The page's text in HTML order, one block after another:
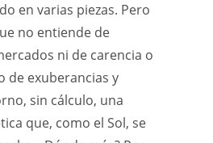
en varias piezas. Pero
no entiende de
ni de carencia o
de exuberancias y
sin cálculo, una
que, como el Sol, se